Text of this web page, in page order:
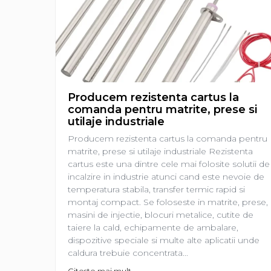
restaurante, cafenele)
Pentru industria alimentară
Pentru industria materialelor
Pentru prelucrarea metalelor
Rezistențe pentru aer și gaze
Rezistențe pentru aparate
Rezistențe pentru echipamente
Rezistențe pentru matrițe
Rezistențe pentru mașini de
Producem rezistenta cartus la
comanda pentru matrite, prese si
utilaje industriale
Producem rezistenta cartus la comanda pentru
matrite, prese si utilaje industriale Rezistenta
cartus este una dintre cele mai folosite solutii de
incalzire in industrie atunci cand este nevoie de
temperatura stabila, transfer termic rapid si
montaj compact. Se foloseste in matrite, prese,
masini de injectie, blocuri metalice, cutite de
taiere la cald, echipamente de ambalare,
dispozitive speciale si multe alte aplicatii unde
caldura trebuie concentrata...